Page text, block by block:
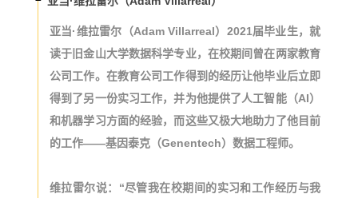
亚当·维拉雷尔（Adam Villarreal）2021届毕业生，就
读于旧金山大学数据科学专业，在校期间曾在两家教育
公司工作。在教育公司工作得到的经历让他毕业后立即
得到了另一份实习工作，并为他提供了人工智能（AI）
和机器学习方面的经验，而这些又极大地助力了他目前
的工作——基因泰克（Genentech）数据工程师。
维拉雷尔说：“尽管我在校期间的实习和工作经历与我